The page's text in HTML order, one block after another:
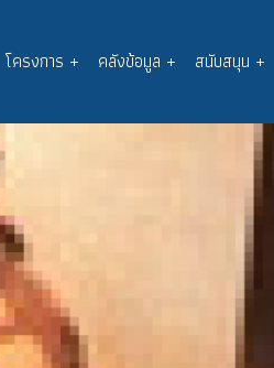
โครงการ + คลังข้อมูล + สนับสนุน +